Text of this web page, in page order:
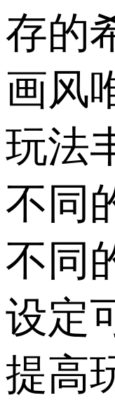
存的
画风
玩法
不同
不同
设定
提高